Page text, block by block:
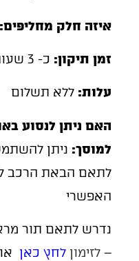
איזה חלק מחליפים:
זמן תיקון: כ- 3 שעות
עלות: ללא תשלום
האם ניתן לנסוע
למוסך: ניתן
לתאם הבאת הרכב
האפשרי
נדרש לתאם תור
– לזימון לחץ כאן או